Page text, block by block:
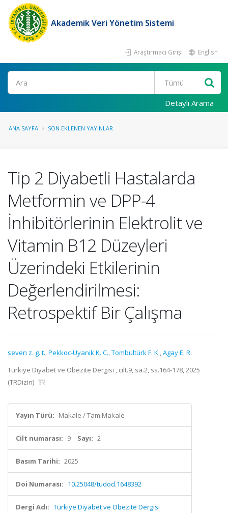
Akademik Veri Yönetim Sistemi
Araştırmacı Girişi English
Ara
Detaylı Arama
ANA SAYFA SON EKLENEN YAYINLAR
Tip 2 Diyabetli Hastalarda
Metformin ve DPP-4
İnhibitörlerinin Elektrolit ve
Vitamin B12 Düzeyleri
Üzerindeki Etkilerinin
Değerlendirilmesi:
Retrospektif Bir Çalışma
seven z. g. t.,Pekkoc-Uyanik K. C.,Tombultürk F. K.,Agay E. R.
Türkiye Diyabet ve Obezite Dergisi , cilt.9, sa.2, ss.164-178, 2025
(TRDizin)
Yayın Türü: Makale / Tam Makale
Cilt numarası: 9 Sayı: 2
Basım Tarihi: 2025
Doi Numarası: 10.25048/tudod.1648392
Dergi Adı: Türkiye Diyabet ve Obezite Dergisi